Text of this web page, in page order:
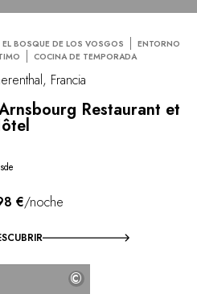
EL BOSQUE DE LOS VOSGOS
ENTORNO
COCINA DE TEMPORADA
Francia
Restaurant et
€/noche
©